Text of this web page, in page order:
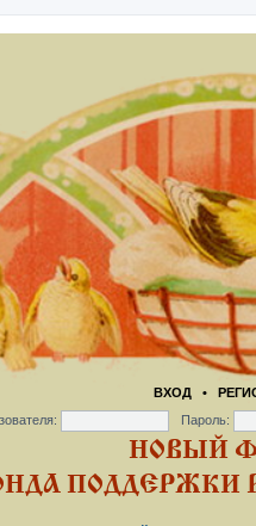
ВХОД•
Пароль:
НОВЫЙ
ПОДДЕРЖКИ